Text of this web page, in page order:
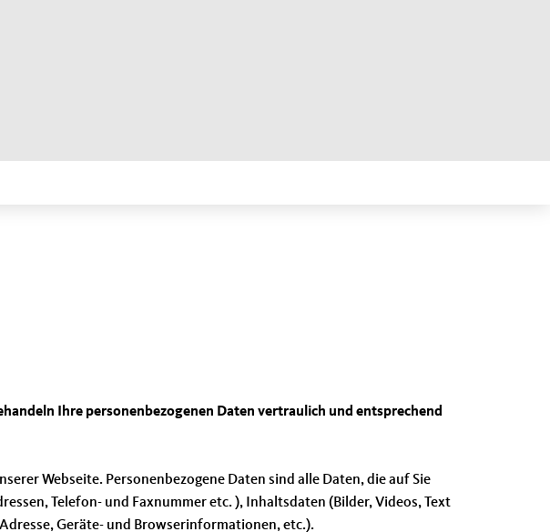
Ihre personenbezogenen Daten vertraulich und entsprechend
Webseite. Personenbezogene Daten sind alle Daten, die auf Sie
Telefon- und Faxnummer etc. ), Inhaltsdaten (Bilder, Videos, Text
Geräte- und Browserinformationen, etc.).